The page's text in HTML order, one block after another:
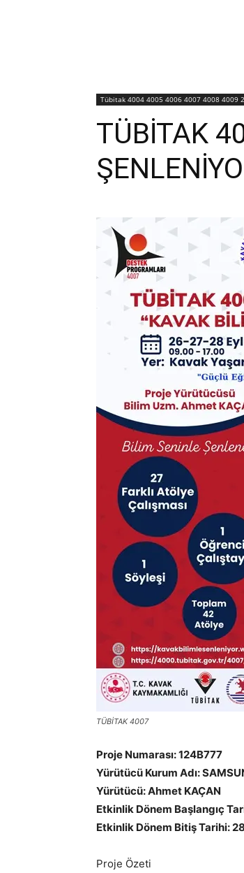
Tübitak 4004 4005 4006 4007 4008 4009
TÜBİTAK
TÜBİTAK 4007
Proje Numarası: 124B777
Yürütücü Kurum Adı:
Yürütücü: Ahmet KAÇAN
Etkinlik Dönem Başlangıç
Etkinlik Dönem Bitiş Tarihi:
Proje Özeti